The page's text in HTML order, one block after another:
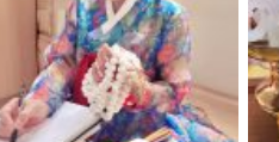
광주점집